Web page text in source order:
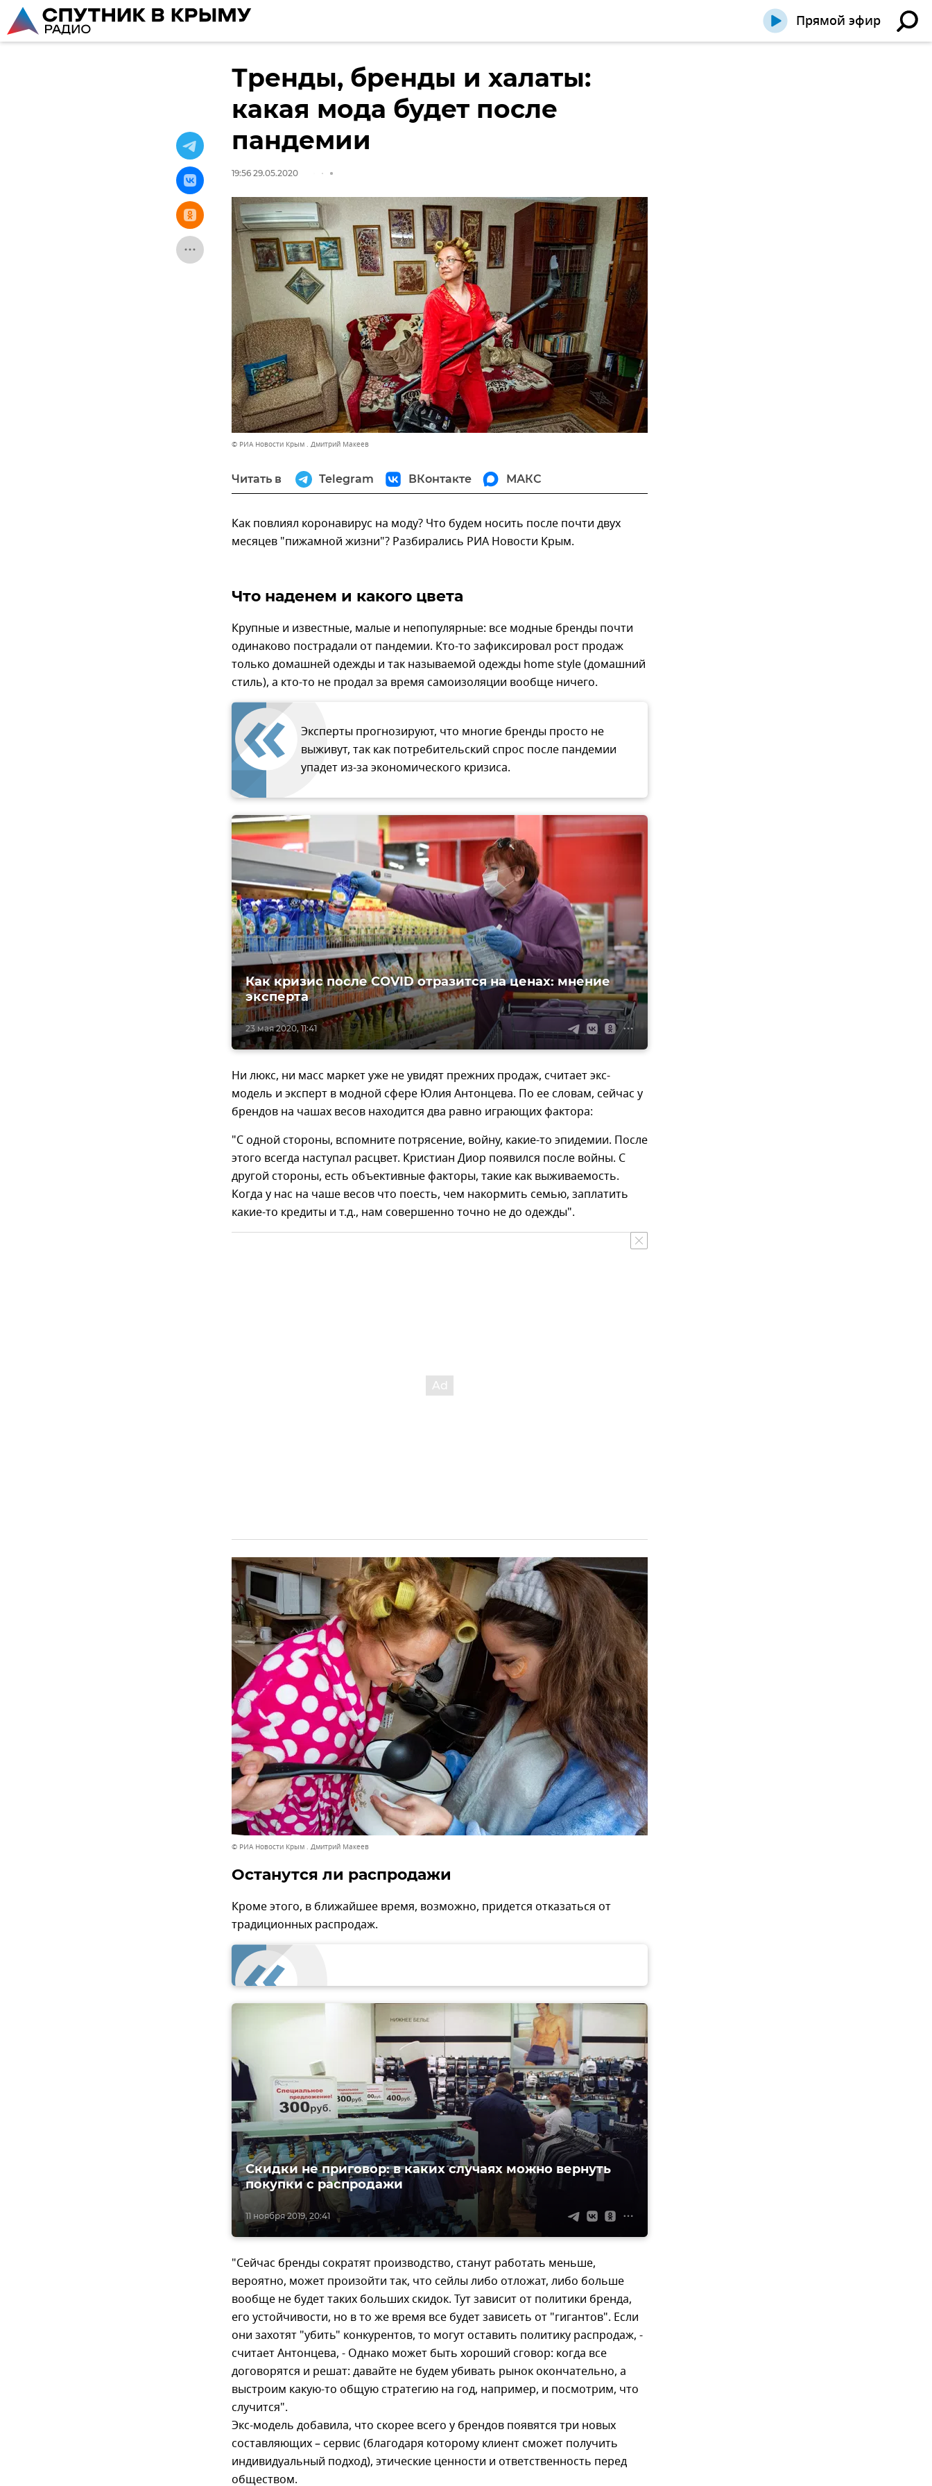
Прямой эфир
Тренды, бренды и халаты:
какая мода будет после
пандемии
19:56 29.05.2020
© РИА Новости Крым . Дмитрий Макеев
Читать в Telegram ВКонтакте МАКС
Как повлиял коронавирус на моду? Что будем носить после почти двух
месяцев "пижамной жизни"? Разбирались РИА Новости Крым.
Что наденем и какого цвета
Крупные и известные, малые и непопулярные: все модные бренды почти
одинаково пострадали от пандемии. Кто-то зафиксировал рост продаж
только домашней одежды и так называемой одежды home style (домашний
стиль), а кто-то не продал за время самоизоляции вообще ничего.
Эксперты прогнозируют, что многие бренды просто не
выживут, так как потребительский спрос после пандемии
упадет из-за экономического кризиса.
23 мая 2020, 11:41
Как кризис после COVID отразится на ценах: мнение
эксперта
Ни люкс, ни масс маркет уже не увидят прежних продаж, считает экс-
модель и эксперт в модной сфере Юлия Антонцева. По ее словам, сейчас у
брендов на чашах весов находится два равно играющих фактора:
"С одной стороны, вспомните потрясение, войну, какие-то эпидемии. После
этого всегда наступал расцвет. Кристиан Диор появился после войны. С
другой стороны, есть объективные факторы, такие как выживаемость.
Когда у нас на чаше весов что поесть, чем накормить семью, заплатить
какие-то кредиты и т.д., нам совершенно точно не до одежды".
© РИА Новости Крым . Дмитрий Макеев
Останутся ли распродажи
Кроме этого, в ближайшее время, возможно, придется отказаться от
традиционных распродаж.
11 ноября 2019, 20:41
Скидки не приговор: в каких случаях можно вернуть
покупки с распродажи
"Сейчас бренды сократят производство, станут работать меньше,
вероятно, может произойти так, что сейлы либо отложат, либо больше
вообще не будет таких больших скидок. Тут зависит от политики бренда,
его устойчивости, но в то же время все будет зависеть от "гигантов". Если
они захотят "убить" конкурентов, то могут оставить политику распродаж, -
считает Антонцева, - Однако может быть хороший сговор: когда все
договорятся и решат: давайте не будем убивать рынок окончательно, а
выстроим какую-то общую стратегию на год, например, и посмотрим, что
случится".
Экс-модель добавила, что скорее всего у брендов появятся три новых
составляющих – сервис (благодаря которому клиент сможет получить
индивидуальный подход), этические ценности и ответственность перед
обществом.